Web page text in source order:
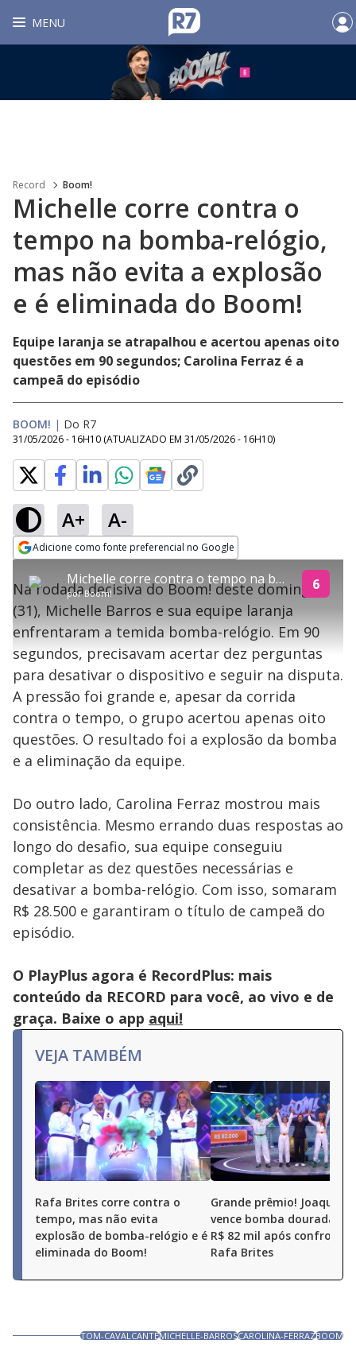
MENU
Record Boom!
Michelle corre contra o
tempo na bomba-relógio,
mas não evita a explosão
e é eliminada do Boom!
Equipe laranja se atrapalhou e acertou apenas oito
questões em 90 segundos; Carolina Ferraz é a
campeã do episódio
BOOM! | Do R7
31/05/2026 - 16H10 (ATUALIZADO EM 31/05/2026 - 16H10)
A+ A-
Adicione como fonte preferencial no Google
a
window.
This
modal
be
closed
by
the
key
activating
close
explore
Conteúdo bloqueado
Lamentamos, mas o vídeo que está tentando assisitr é de exibição
exclusiva em território brasileiro :-(
Michelle corre contra o tempo na bomba-relógio, mas não evita a explosão e é eliminada do Boom!
porBoom!
6
Na rodada decisiva do Boom! deste domingo
(31), Michelle Barros e sua equipe laranja
enfrentaram a temida bomba-relógio. Em 90
segundos, precisavam acertar dez perguntas
para desativar o dispositivo e seguir na disputa.
A pressão foi grande e, apesar da corrida
contra o tempo, o grupo acertou apenas oito
questões. O resultado foi a explosão da bomba
e a eliminação da equipe.
Do outro lado, Carolina Ferraz mostrou mais
consistência. Mesmo errando duas respostas ao
longo do desafio, sua equipe conseguiu
completar as dez questões necessárias e
desativar a bomba-relógio. Com isso, somaram
R$ 28.500 e garantiram o título de campeã do
episódio.
O PlayPlus agora é RecordPlus: mais
conteúdo da RECORD para você, ao vivo e de
graça. Baixe o app aqui!
VEJA TAMBÉM
Rafa Brites corre contra o
tempo, mas não evita
explosão de bomba-relógio e é
eliminada do Boom!
Grande prêmio! Joaquim
vence bomba dourada e
R$ 82 mil após confronto
Rafa Brites
TOM-CAVALCANTEMICHELLE-BARROSCAROLINA-FERRAZBOOM